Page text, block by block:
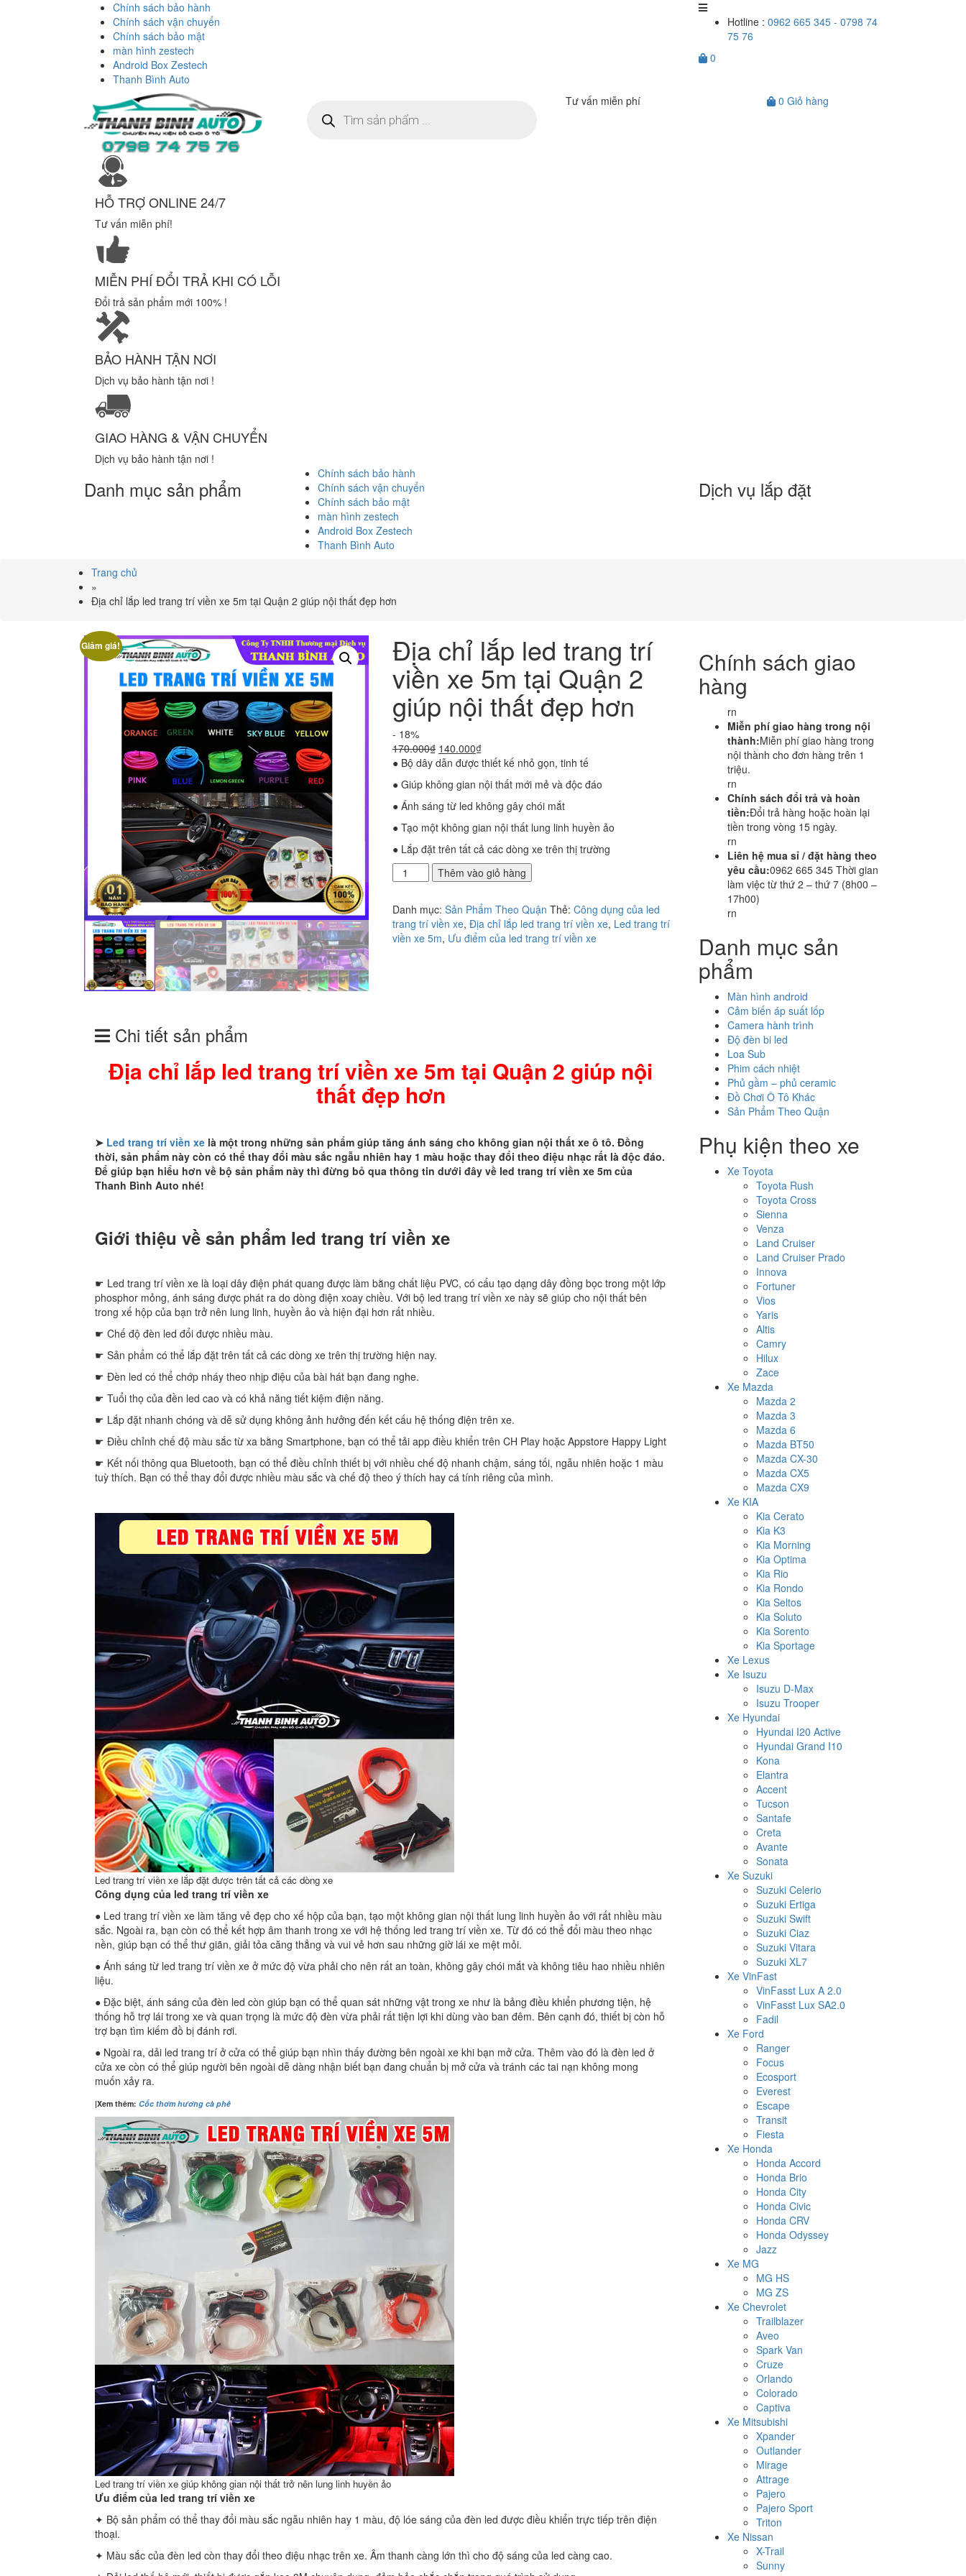
Chính sách bảo hành
Chính sách vận chuyển
Chính sách bảo mật
màn hình zestech
Android Box Zestech
Thanh Bình Auto
Hotline : 0962 665 345 - 0798 74
75 76
0
kiếm
sản
Tư vấn miễn phí 0 Giỏ hàng
HỖ TRỢ ONLINE 24/7
Tư vấn miễn phí!
MIỄN PHÍ ĐỔI TRẢ KHI CÓ LỖI
Đổi trả sản phẩm mới 100% !
BẢO HÀNH TẬN NƠI
Dịch vụ bảo hành tận nơi !
GIAO HÀNG & VẬN CHUYỂN
Dịch vụ bảo hành tận nơi !
Danh mục sản phẩm
Chính sách bảo hành
Chính sách vận chuyển
Chính sách bảo mật
màn hình zestech
Android Box Zestech
Thanh Bình Auto
Dịch vụ lắp đặt
Trang chủ
»
Địa chỉ lắp led trang trí viền xe 5m tại Quận 2 giúp nội thất đẹp hơn
Giảm giá! Địa chỉ lắp led trang trí
viền xe 5m tại Quận 2
giúp nội thất đẹp hơn
- 18%
170.000₫ Giá
gốc
170.000₫.
140.000₫Giá
hiện
là:
140.000₫.
● Bộ dây dẫn được thiết kế nhỏ gọn, tinh tế
● Giúp không gian nội thất mới mẻ và độc đáo
● Ánh sáng từ led không gây chói mắt
● Tạo một không gian nội thất lung linh huyền ảo
● Lắp đặt trên tất cả các dòng xe trên thị trường
Địa
chỉ
led
trang
trí
thất
đẹp
hơn
Thêm vào giỏ hàng
Danh mục: Sản Phẩm Theo Quận Thẻ: Công dụng của led
trang trí viền xe, Địa chỉ lắp led trang trí viền xe, Led trang trí
viền xe 5m, Ưu điểm của led trang trí viền xe
Chi tiết sản phẩm
Địa chỉ lắp led trang trí viền xe 5m tại Quận 2 giúp nội
thất đẹp hơn
➤ Led trang trí viền xe là một trong những sản phẩm giúp tăng ánh sáng cho không gian nội thất xe ô tô. Đồng
thời, sản phẩm này còn có thể thay đổi màu sắc ngẫu nhiên hay 1 màu hoặc thay đổi theo điệu nhạc rất là độc đáo.
Để giúp bạn hiểu hơn về bộ sản phẩm này thì đừng bỏ qua thông tin dưới đây về led trang trí viền xe 5m của
Thanh Bình Auto nhé!
Giới thiệu về sản phẩm led trang trí viền xe
☛ Led trang trí viền xe là loại dây điện phát quang được làm bằng chất liệu PVC, có cấu tạo dạng dây đồng bọc trong một lớp
phosphor mỏng, ánh sáng được phát ra do dòng điện xoay chiều. Với bộ led trang trí viền xe này sẽ giúp cho nội thất bên
trong xế hộp của bạn trở nên lung linh, huyền ảo và hiện đại hơn rất nhiều.
☛ Chế độ đèn led đổi được nhiều màu.
☛ Sản phẩm có thể lắp đặt trên tất cả các dòng xe trên thị trường hiện nay.
☛ Đèn led có thể chớp nháy theo nhịp điệu của bài hát bạn đang nghe.
☛ Tuổi thọ của đền led cao và có khả năng tiết kiệm điện năng.
☛ Lắp đặt nhanh chóng và dễ sử dụng không ảnh hưởng đến kết cấu hệ thống điện trên xe.
☛ Điều chỉnh chế độ màu sắc từ xa bằng Smartphone, bạn có thể tải app điều khiển trên CH Play hoặc Appstore Happy Light
☛ Kết nối thông qua Bluetooth, bạn có thể điều chỉnh thiết bị với nhiều chế độ nhanh chậm, sáng tối, ngẫu nhiên hoặc 1 màu
tuỳ thích. Bạn có thể thay đổi được nhiều màu sắc và chế độ theo ý thích hay cá tính riêng của mình.
Led trang trí viền xe lắp đặt được trên tất cả các dòng xe
Công dụng của led trang trí viền xe
● Led trang trí viền xe làm tăng vẻ đẹp cho xế hộp của bạn, tạo một không gian nội thất lung linh huyền ảo với rất nhiều màu
sắc. Ngoài ra, bạn còn có thể kết hợp âm thanh trong xe với hệ thống led trang trí viền xe. Từ đó có thể đổi màu theo nhạc
nền, giúp bạn có thể thư giãn, giải tỏa căng thẳng và vui vẻ hơn sau những giờ lái xe mệt mỏi.
● Ánh sáng từ led trang trí viền xe ở mức độ vừa phải cho nên rất an toàn, không gây chói mắt và không tiêu hao nhiều nhiên
liệu.
● Đặc biệt, ánh sáng của đèn led còn giúp bạn có thể quan sát những vật trong xe như là bảng điều khiển phương tiện, hệ
thống hỗ trợ lái trong xe và quan trọng là mức độ đèn vừa phải rất tiện lợi khi dùng vào ban đêm. Bên cạnh đó, thiết bị còn hỗ
trợ bạn tìm kiếm đồ bị đánh rơi.
● Ngoài ra, dải led trang trí ở cửa có thể giúp bạn nhìn thấy đường bên ngoài xe khi bạn mở cửa. Thêm vào đó là đèn led ở
cửa xe còn có thể giúp người bên ngoài dễ dàng nhận biết bạn đang chuẩn bị mở cửa và tránh các tai nạn không mong
muốn xảy ra.
|Xem thêm: Cốc thơm hương cà phê
Led trang trí viền xe giúp không gian nội thất trở nên lung linh huyền ảo
Ưu điểm của led trang trí viền xe
✦ Bộ sản phẩm có thể thay đổi màu sắc ngẫu nhiên hay 1 màu, độ lóe sáng của đèn led được điều khiển trực tiếp trên điện
thoại.
✦ Màu sắc của đèn led còn thay đổi theo điệu nhạc trên xe. Âm thanh càng lớn thì cho độ sáng của led càng cao.
Chính sách giao
hàng
rn
Miễn phí giao hàng trong nội
thành:Miễn phí giao hàng trong
nội thành cho đơn hàng trên 1
triệu.
rn
Chính sách đổi trả và hoàn
tiền:Đổi trả hàng hoặc hoàn lại
tiền trong vòng 15 ngày.
rn
Liên hệ mua sỉ / đặt hàng theo
yêu cầu:0962 665 345 Thời gian
làm việc từ thứ 2 – thứ 7 (8h00 –
17h00)
rn
Danh mục sản
phẩm
Màn hình android
Cảm biến áp suất lốp
Camera hành trình
Độ đèn bi led
Loa Sub
Phim cách nhiệt
Phủ gầm – phủ ceramic
Đồ Chơi Ô Tô Khác
Sản Phẩm Theo Quận
Phụ kiện theo xe
Xe Toyota
Toyota Rush
Toyota Cross
Sienna
Venza
Land Cruiser
Land Cruiser Prado
Innova
Fortuner
Vios
Yaris
Altis
Camry
Hilux
Zace
Xe Mazda
Mazda 2
Mazda 3
Mazda 6
Mazda BT50
Mazda CX-30
Mazda CX5
Mazda CX9
Xe KIA
Kia Cerato
Kia K3
Kia Morning
Kia Optima
Kia Rio
Kia Rondo
Kia Seltos
Kia Soluto
Kia Sorento
Kia Sportage
Xe Lexus
Xe Isuzu
Isuzu D-Max
Isuzu Trooper
Xe Hyundai
Hyundai I20 Active
Hyundai Grand I10
Kona
Elantra
Accent
Tucson
Santafe
Creta
Avante
Sonata
Xe Suzuki
Suzuki Celerio
Suzuki Ertiga
Suzuki Swift
Suzuki Ciaz
Suzuki Vitara
Suzuki XL7
Xe VinFast
VinFasst Lux A 2.0
VinFasst Lux SA2.0
Fadil
Xe Ford
Ranger
Focus
Ecosport
Everest
Escape
Transit
Fiesta
Xe Honda
Honda Accord
Honda Brio
Honda City
Honda Civic
Honda CRV
Honda Odyssey
Jazz
Xe MG
MG HS
MG ZS
Xe Chevrolet
Trailblazer
Aveo
Spark Van
Cruze
Orlando
Colorado
Captiva
Xe Mitsubishi
Xpander
Outlander
Mirage
Attrage
Pajero
Pajero Sport
Triton
Xe Nissan
X-Trail
Sunny